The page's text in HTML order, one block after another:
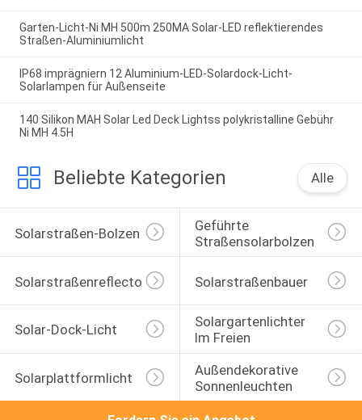
Garten-Licht-Ni MH 500m 250MA Solar-LED reflektierendes
Straßen-Aluminiumlicht
IP68 imprägniern 12 Aluminium-LED-Solardock-Licht-
Solarlampen für Außenseite
140 Silikon MAH Solar Led Deck Lightss polykristalline Gebühr
Ni MH 4.5H
Beliebte Kategorien Alle
Solarstraßen-Bolzen
Geführte
Straßensolarbolzen
Solarstraßenreflectoren Solarstraßenbauer
Solar-Dock-Licht
Solargartenlichter
Im Freien
Solarplattformlicht
Außendekorative
Sonnenleuchten